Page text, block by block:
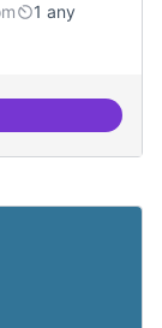
1 any
expressi i